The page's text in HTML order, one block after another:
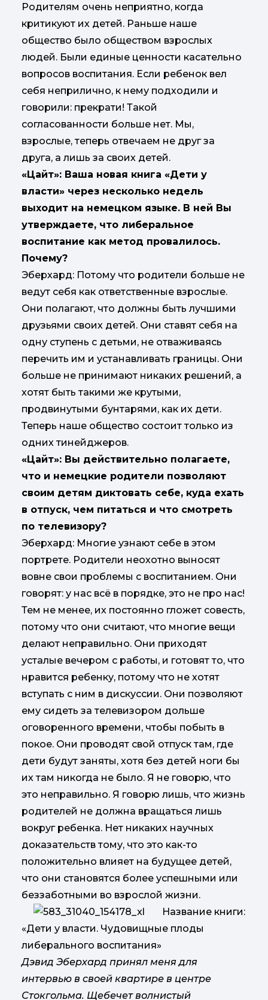
Родителям очень неприятно, когда
критикуют их детей. Раньше наше
общество было обществом взрослых
людей. Были единые ценности касательно
вопросов воспитания. Если ребенок вел
себя неприлично, к нему подходили и
говорили: прекрати! Такой
согласованности больше нет. Мы,
взрослые, теперь отвечаем не друг за
друга, а лишь за своих детей.
«Цайт»: Ваша новая книга «Дети у
власти» через несколько недель
выходит на немецком языке. В ней Вы
утверждаете, что либеральное
воспитание как метод провалилось.
Почему?
Эберхард: Потому что родители больше не
ведут себя как ответственные взрослые.
Они полагают, что должны быть лучшими
друзьями своих детей. Они ставят себя на
одну ступень с детьми, не отваживаясь
перечить им и устанавливать границы. Они
больше не принимают никаких решений, а
хотят быть такими же крутыми,
продвинутыми бунтарями, как их дети.
Теперь наше общество состоит только из
одних тинейджеров.
«Цайт»: Вы действительно полагаете,
что и немецкие родители позволяют
своим детям диктовать себе, куда ехать
в отпуск, чем питаться и что смотреть
по телевизору?
Эберхард: Многие узнают себе в этом
портрете. Родители неохотно выносят
вовне свои проблемы с воспитанием. Они
говорят: у нас всё в порядке, это не про нас!
Тем не менее, их постоянно гложет совесть,
потому что они считают, что многие вещи
делают неправильно. Они приходят
усталые вечером с работы, и готовят то, что
нравится ребенку, потому что не хотят
вступать с ним в дискуссии. Они позволяют
ему сидеть за телевизором дольше
оговоренного времени, чтобы побыть в
покое. Они проводят свой отпуск там, где
дети будут заняты, хотя без детей ноги бы
их там никогда не было. Я не говорю, что
это неправильно. Я говорю лишь, что жизнь
родителей не должна вращаться лишь
вокруг ребенка. Нет никаких научных
доказательств тому, что это как-то
положительно влияет на будущее детей,
что они становятся более успешными или
беззаботными во взрослой жизни.
Название книги:
«Дети у власти. Чудовищные плоды
либерального воспитания»
Дэвид Эберхард принял меня для
интервью в своей квартире в центре
Стокгольма. Щебечет волнистый